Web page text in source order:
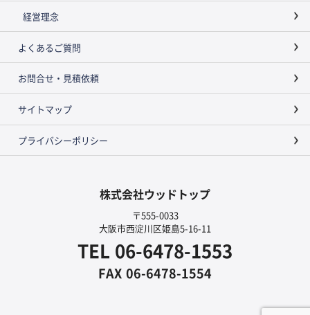
経営理念
よくあるご質問
お問合せ・見積依頼
サイトマップ
プライバシーポリシー
株式会社ウッドトップ
〒555-0033
大阪市西淀川区姫島5-16-11
TEL 06-6478-1553
FAX 06-6478-1554